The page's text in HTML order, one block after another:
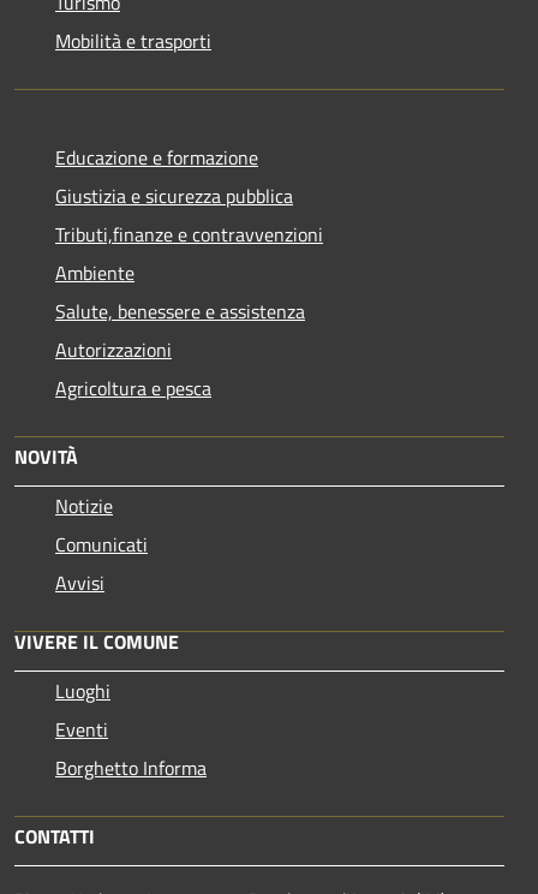
Mobilità e trasporti
Educazione e formazione
Giustizia e sicurezza pubblica
Tributi,finanze e contravvenzioni
Ambiente
Salute, benessere e assistenza
Autorizzazioni
Agricoltura e pesca
NOVITÀ
Notizie
Comunicati
Avvisi
VIVERE IL COMUNE
Luoghi
Eventi
Borghetto Informa
CONTATTI